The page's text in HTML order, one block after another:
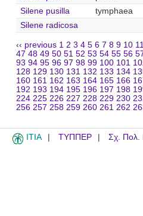
Silene pusilla
tymphaea
Silene radicosa
‹‹ previous 1 2 3 4 5 6 7 8 9 10
47 48 49 50 51 52 53 54 55 56
93 94 95 96 97 98 99 100 101
128 129 130 131 132 133 134
160 161 162 163 164 165 166
192 193 194 195 196 197 198
224 225 226 227 228 229 230
256 257 258 259 260 261 262
ITIA ΤΥΠΠΕΡ Σχ.